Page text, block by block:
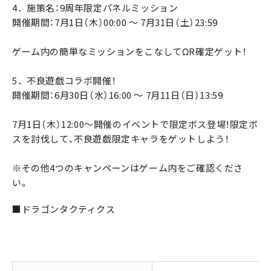
4．施策名：9周年限定パネルミッション
開催期間：7月1日（木）00:00 ～ 7月31日（土）23:59
ゲーム内の簡単なミッションをこなしてΩR確定ゲット！
5．不良遊戯コラボ開催！
開催期間：6月30日（水）16:00 ～ 7月11日（日）13:59
7月1日（木）12:00～開催のイベントで限定ボス登場！限定ボ
スを討伐して、不良遊戯限定キャラをゲットしよう！
※その他4つのキャンペーンはゲーム内をご確認くださ
い。
■ドラゴンタクティクス